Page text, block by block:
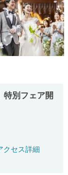
特別フェア開
クセス詳細